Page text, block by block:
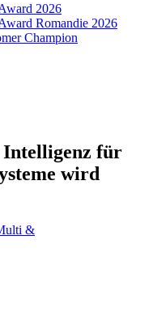
2026
Romandie 2026
Champion
für
wird
&